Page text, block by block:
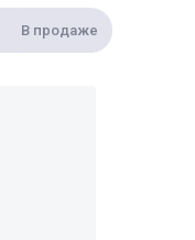
В продаже